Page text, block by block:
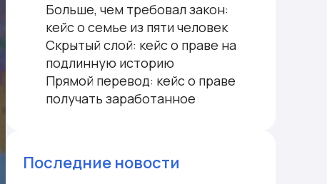
Больше, чем требовал закон:
кейс о семье из пяти человек
Скрытый слой: кейс о праве на
подлинную историю
Прямой перевод: кейс о праве
получать заработанное
Последние новости